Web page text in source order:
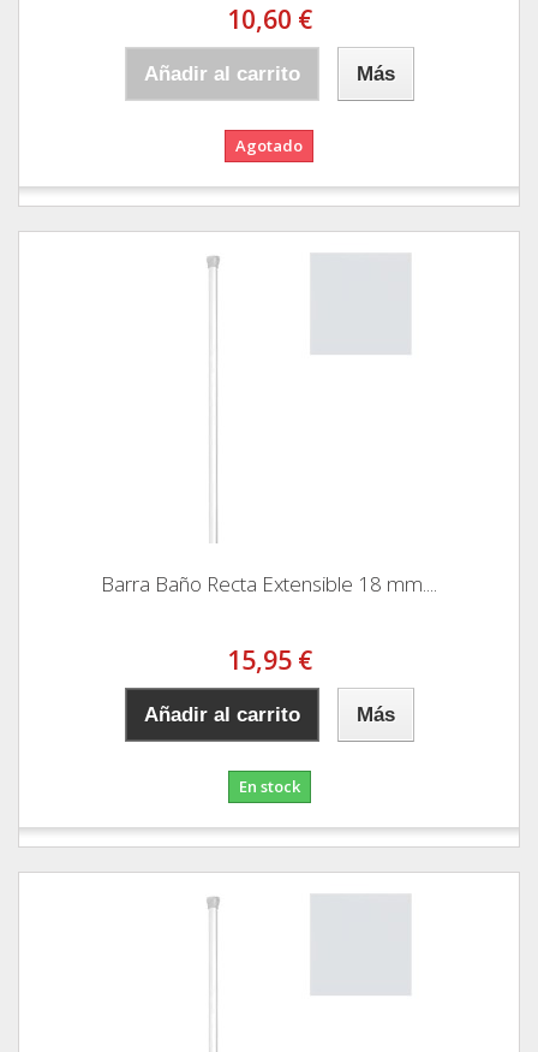
10,60 €
Añadir al carrito Más
Agotado
Barra Baño Recta Extensible 18 mm....
15,95 €
Añadir al carrito Más
En stock